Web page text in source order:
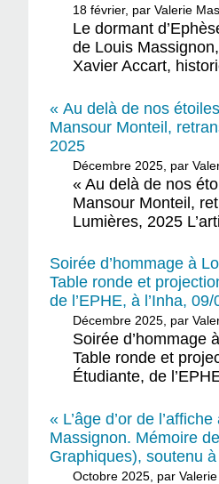
18 février, par Valerie
Le dormant
de Louis
Xavier Accart,
« Au delà de nos
Mansour Monteil,
2025
Décembre 2025, par
« Au delà de nos
Mansour Monteil,
Lumières, 2025
Soirée d’hommage à
Table ronde et
de l’EPHE, à l’Inha,
Décembre 2025, par
Soirée d’hommage
Table ronde et
Étudiante, de
« L’âge d’or de
Massignon. Mémoire
Graphiques), soutenu
Octobre 2025, par